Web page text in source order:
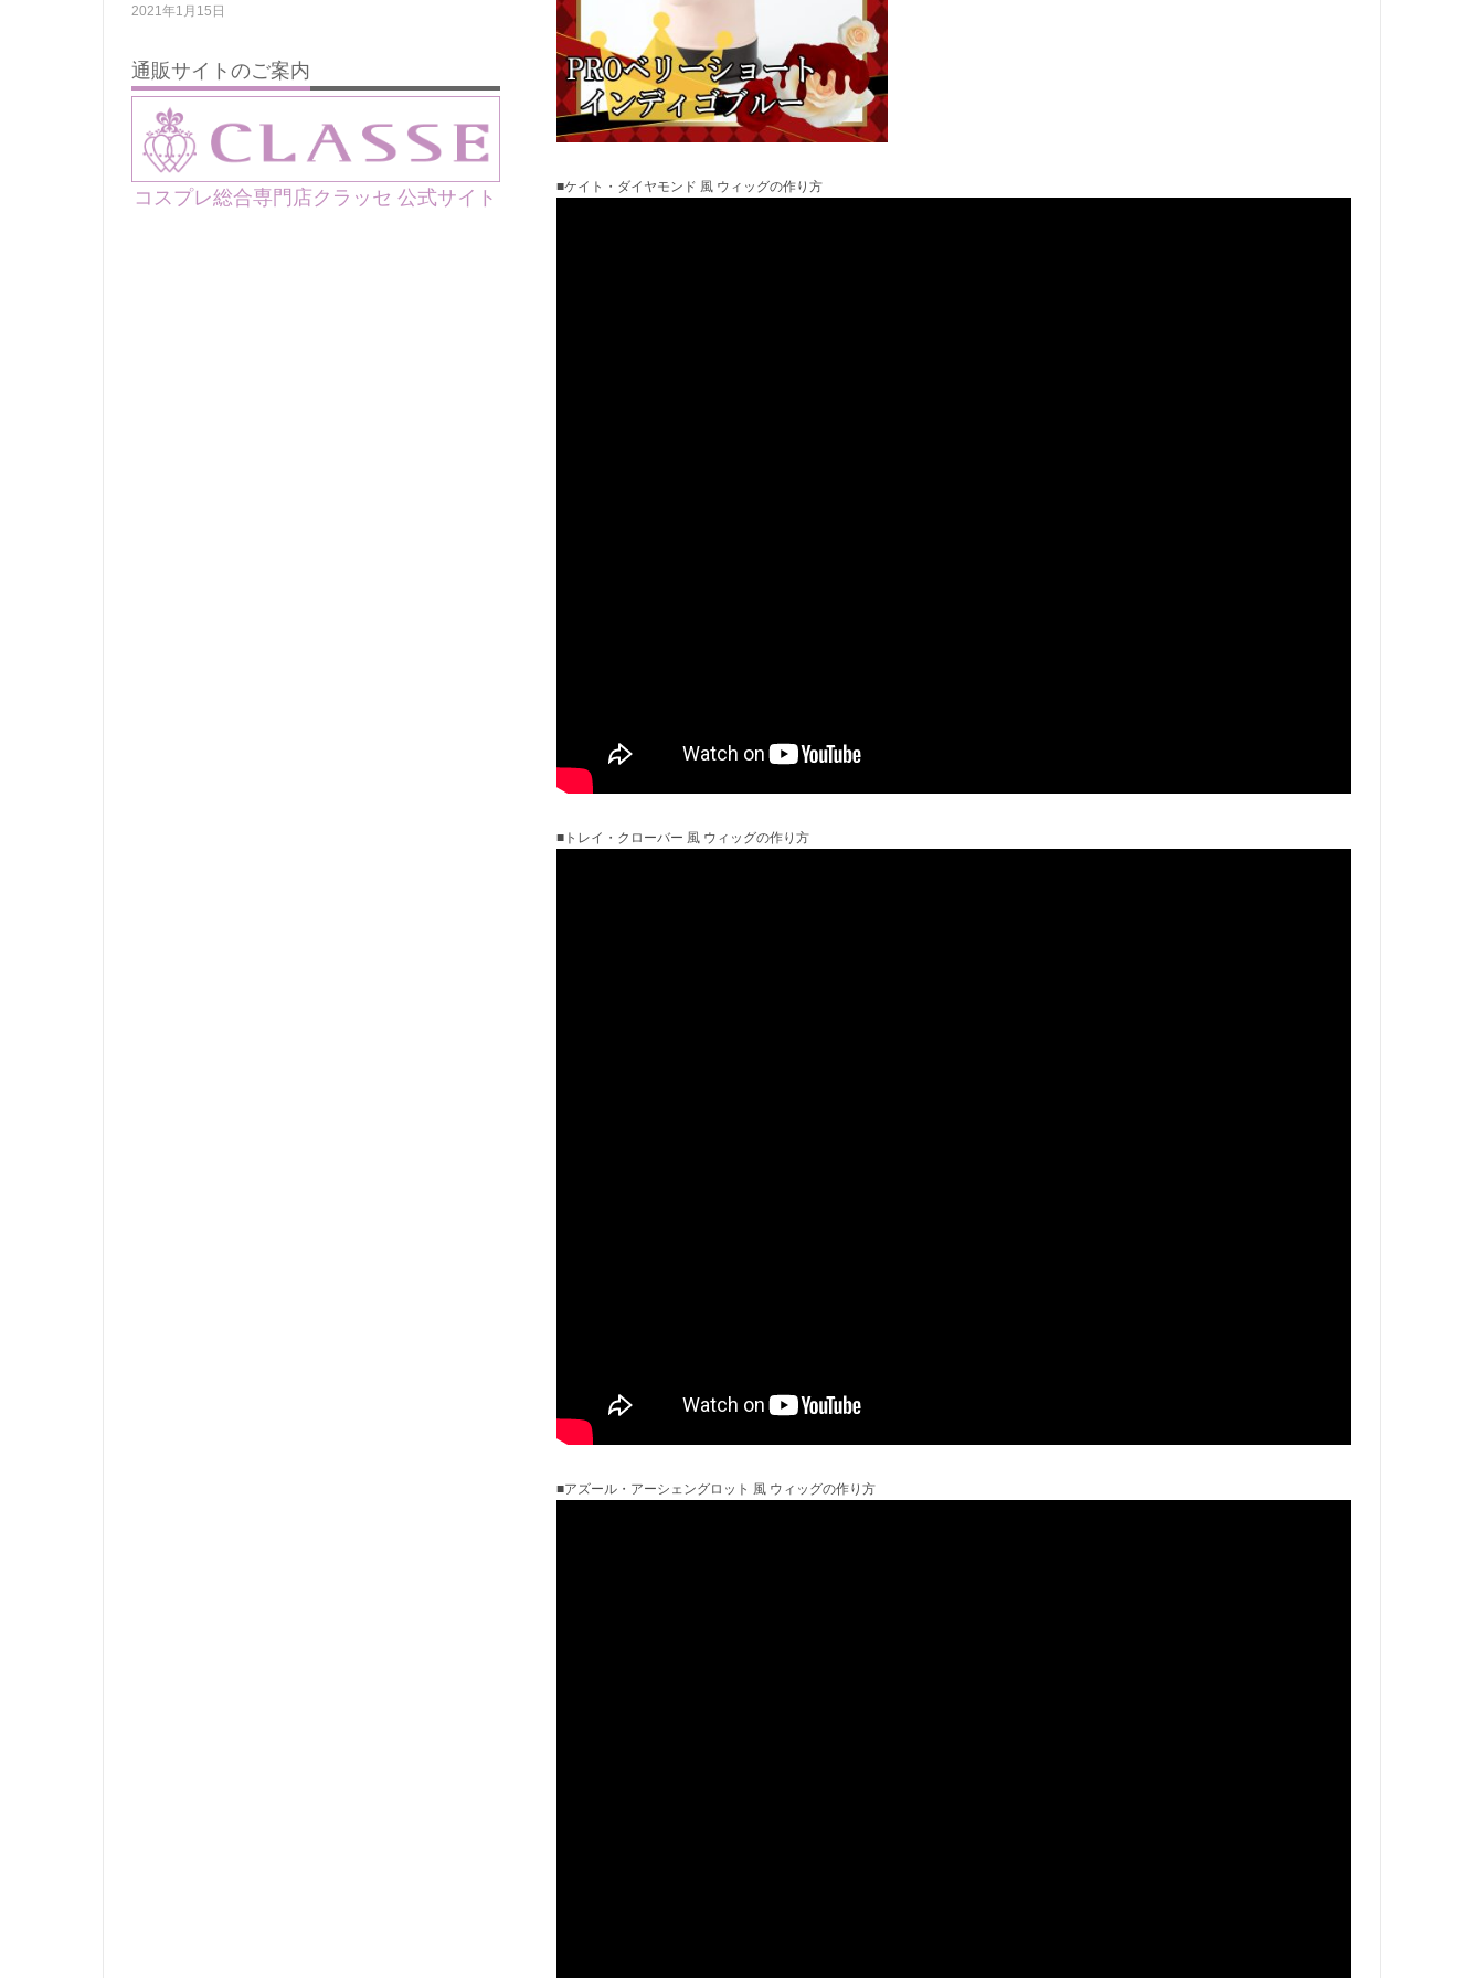
■ケイト・ダイヤモンド 風 ウィッグの作り方
■トレイ・クローバー 風 ウィッグの作り方
■アズール・アーシェングロット 風 ウィッグの作り方
2021年1月15日
通販サイトのご案内
コスプレ総合専門店クラッセ 公式サイト